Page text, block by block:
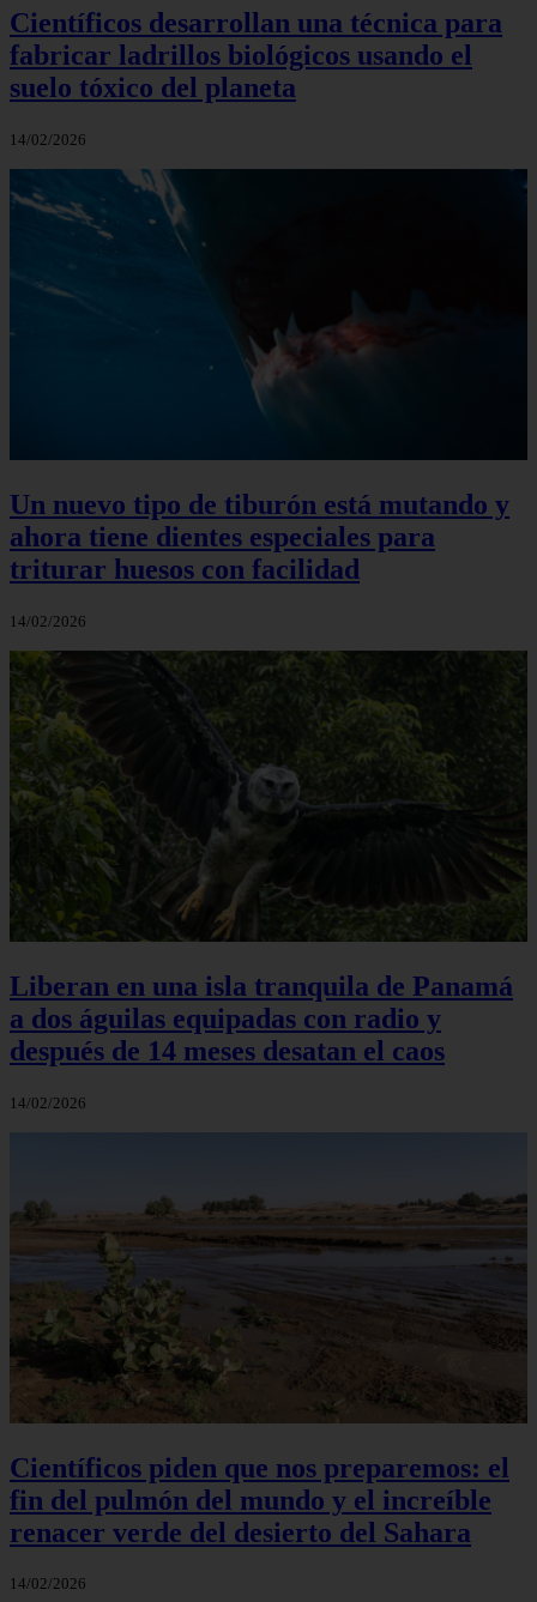
Científicos desarrollan una técnica para
fabricar ladrillos biológicos usando el
suelo tóxico del planeta
14/02/2026
Un nuevo tipo de tiburón está mutando y
ahora tiene dientes especiales para
triturar huesos con facilidad
14/02/2026
Liberan en una isla tranquila de Panamá
a dos águilas equipadas con radio y
después de 14 meses desatan el caos
14/02/2026
Científicos piden que nos preparemos: el
fin del pulmón del mundo y el increíble
renacer verde del desierto del Sahara
14/02/2026